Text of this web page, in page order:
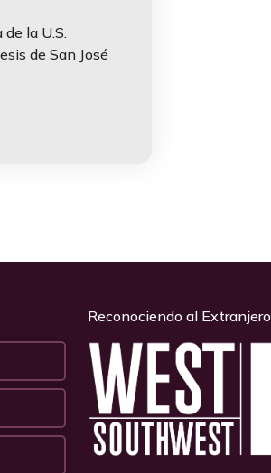
la U.S.
de San José
Reconociendo al Extranjero